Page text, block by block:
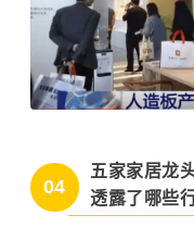
04
五家家居龙
透露了哪些